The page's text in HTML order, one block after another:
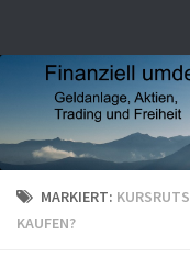
MARKIERT:
KAUFEN?